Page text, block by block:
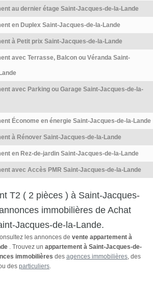
au dernier étage Saint-Jacques-de-la-Lande
en Duplex Saint-Jacques-de-la-Lande
à Petit prix Saint-Jacques-de-la-Lande
avec Terrasse, Balcon ou Véranda Saint-
avec Parking ou Garage Saint-Jacques-de-la-
Économe en énergie Saint-Jacques-de-la-Lande
à Rénover Saint-Jacques-de-la-Lande
en Rez-de-jardin Saint-Jacques-de-la-Lande
avec Accès PMR Saint-Jacques-de-la-Lande
T2 ( 2 pièces ) à Saint-Jacques-
immobilières de Achat
Jacques-de-la-Lande.
les annonces de vente appartement à
. Trouvez un appartement à Saint-Jacques-de-
immobilières des agences immobilières, des
des particuliers.